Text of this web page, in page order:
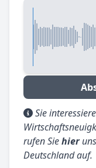
Sie
rufen Siehier
Deutschland auf.